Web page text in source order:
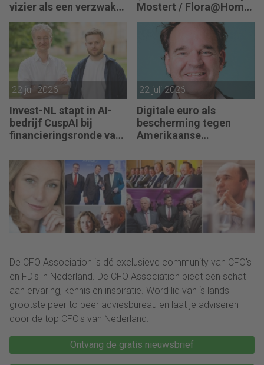
vizier als een verzwakt
koopje
Mostert / Flora@Home)
zoekt een Finance
Manager: “We zitten in
een transitie van
reactief naar proactief.”
22 juli 2026
Invest-NL stapt in AI-
bedrijf CuspAI bij
financieringsronde van
22 juli 2026
Digitale euro als
bescherming tegen
Amerikaanse
De CFO Association is dé exclusieve community van CFO's
en FD's in Nederland. De CFO Association biedt een schat
aan ervaring, kennis en inspiratie. Word lid van ‘s lands
grootste peer to peer adviesbureau en laat je adviseren
door de top CFO's van Nederland.
Ontvang de gratis nieuwsbrief